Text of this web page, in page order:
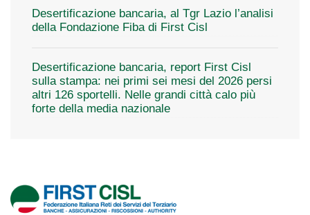
Desertificazione bancaria, al Tgr Lazio l’analisi
della Fondazione Fiba di First Cisl
Desertificazione bancaria, report First Cisl
sulla stampa: nei primi sei mesi del 2026 persi
altri 126 sportelli. Nelle grandi città calo più
forte della media nazionale